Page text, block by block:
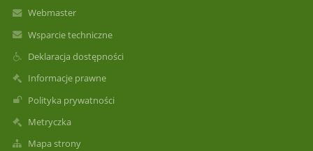
Webmaster
Wsparcie techniczne
Deklaracja dostępności
Informacje prawne
Polityka prywatności
Metryczka
Mapa strony